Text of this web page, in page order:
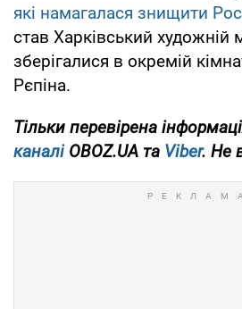
які намагалася знищити
став Харківський художній
зберігалися в окремій
Рєпіна.
Тільки перевірена
каналіOBOZ.UA та Viber. Не